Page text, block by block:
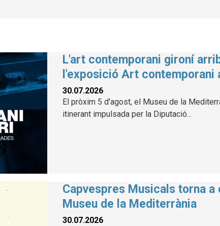
L'art contemporani gironí
l'exposició Art
30.07.2026
El pròxim 5 d'agost, el Museu de la
itinerant impulsada per la Diputació...
Capvespres Musicals torna
Museu de la Mediterrània
30.07.2026